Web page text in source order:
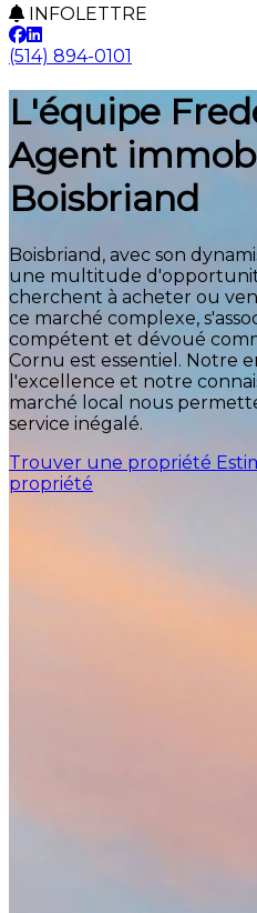
INFOLETTRE
(514) 894-0101
L'équipe
Agent
Boisbriand
Boisbriand, avec son
une multitude
cherchent à acheter ou
ce marché complexe,
compétent et dévoué
Cornu est essentiel. Notre
l'excellence et notre
marché local nous
service inégalé.
Trouver une propriété
propriété